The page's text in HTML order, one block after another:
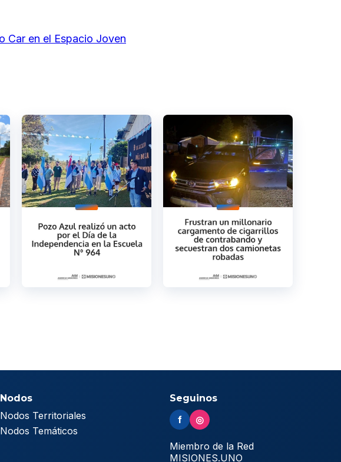
Car en el Espacio Joven
Nodos
Nodos Territoriales
Nodos Temáticos
Seguinos
f ◎
Miembro de la Red
MISIONES.UNO